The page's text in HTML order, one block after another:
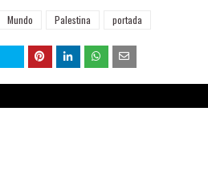
Mundo Palestina portada